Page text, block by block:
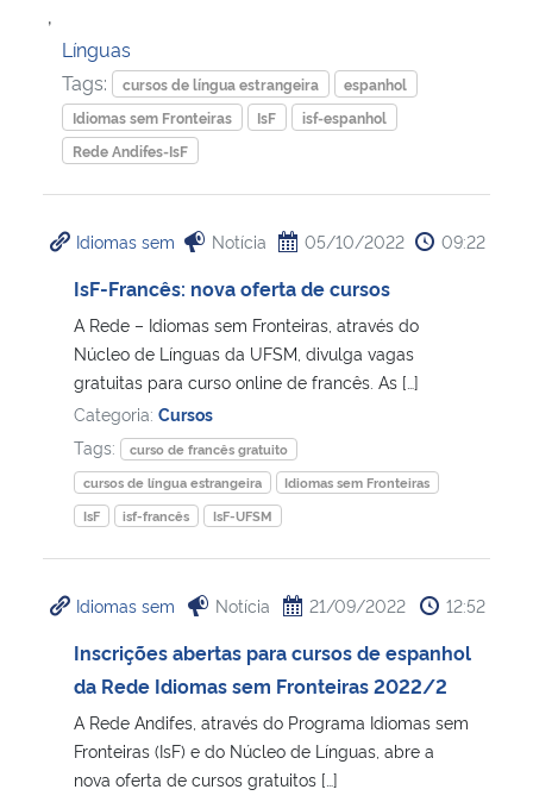
,
Línguas
Tags:
cursos de língua estrangeira
espanhol
Idiomas sem Fronteiras
IsF
isf-espanhol
Rede Andifes-IsF
Idiomas sem Notícia 05/10/2022 09:22
IsF-Francês: nova oferta de cursos
A Rede – Idiomas sem Fronteiras, através do
Núcleo de Línguas da UFSM, divulga vagas
gratuitas para curso online de francês. As […]
Categoria: Cursos
Tags:
curso de francês gratuito
cursos de língua estrangeira
Idiomas sem Fronteiras
IsF
isf-francês IsF-UFSM
Idiomas sem Notícia 21/09/2022 12:52
Inscrições abertas para cursos de espanhol
da Rede Idiomas sem Fronteiras 2022/2
A Rede Andifes, através do Programa Idiomas sem
Fronteiras (IsF) e do Núcleo de Línguas, abre a
nova oferta de cursos gratuitos […]